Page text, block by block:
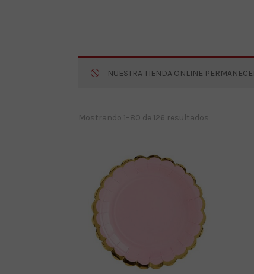
NUESTRA TIENDA ONLINE
Mostrando 1–80 de 126 resultados